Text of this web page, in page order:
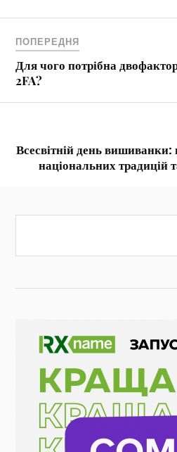
ПОПЕРЕДНЯ
Для чого потрібна
2FA?
Всесвітній день
національних традицій